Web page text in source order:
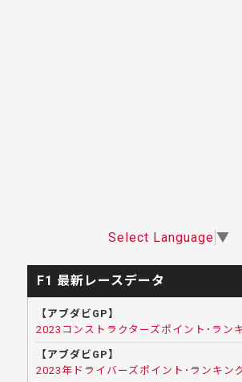
Select Language ▼
F1 最新レースデータ
【アブダビGP】
2023コンストラクターズポイント･ラン
【アブダビGP】
2023年ドライバーズポイント･ランキン